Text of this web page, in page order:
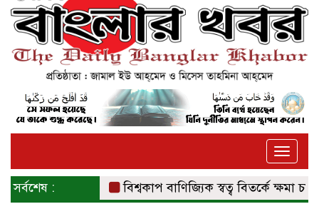
Toggle
সর্বশেষ : বিশ্বকাপ বাণিজ্যিক স্বত্ব বিতর্কে ক্ষমা চাইল